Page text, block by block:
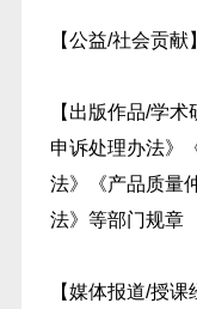
【公益/社会贡献】
【出版作品/学
申诉处理办法》
法》《产品质量
法》等部门规章
【媒体报道/授课